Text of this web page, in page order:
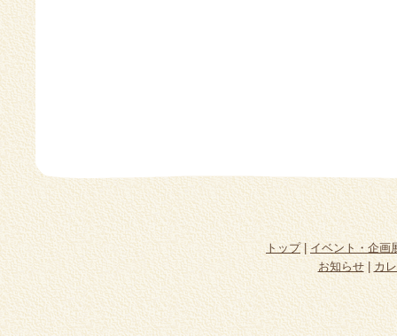
トップ|イベント・企画
お知らせ| カ